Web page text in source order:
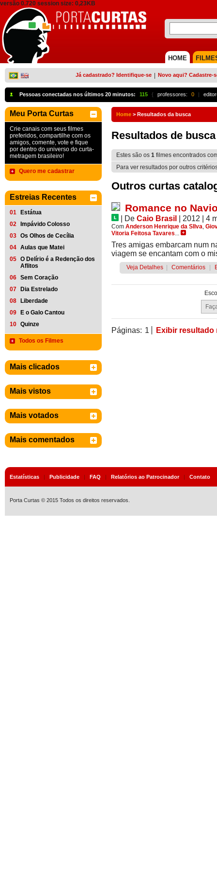
versão 0.720 session size: 0,23KB
HOME
Já cadastrado? Identifique-se Novo aqui? Cadastre-
Pessoas conectadas nos últimos 20 minutos: 115 { professores: 0 |
Meu Porta Curtas
Crie canais com seus filmes
preferidos, compartilhe com os
amigos, comente, vote e fique
por dentro do universo do curta-
metragem brasileiro!
Quero me cadastrar
Estreias Recentes
01
Estátua
02
Impávido Colosso
03 Os Olhos de Cecília
04 Aulas que Matei
05 O Delírio é a Redenção dos
Aflitos
06 Sem Coração
07
Dia Estrelado
08
Liberdade
09
E o Galo Cantou
10 Quinze
Todos os Filmes
Mais clicados
Mais vistos
Mais votados
Mais comentados
Home > Resultados da busca
Resultados de busca
Estes são os 1 filmes encontrados
Para ver resultados por outros
Outros curtas
Romance no
De Caio Brasil | 2012 | 4
Com Anderson Henrique da SIlva,
Vitoria Feitosa Tavares...
Tres amigas embarcam num
viagem se encantam com o
Veja Detalhes Comentários
Páginas: 1 Exibir resultado
Estatísticas | Publicidade | FAQ | Relatórios ao Patrocinador| Contato
Porta Curtas © 2015 Todos os direitos reservados.